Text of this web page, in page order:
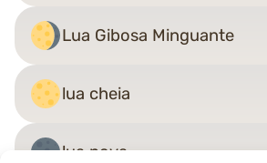
Lua Gibosa Minguante
lua cheia
lua nova